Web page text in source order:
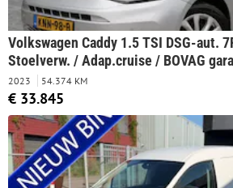
Volkswagen Caddy 1.5 TSI DSG-aut.
Stoelverw. / Adap.cruise / BOVAG
2023 54.374 KM
€ 33.845